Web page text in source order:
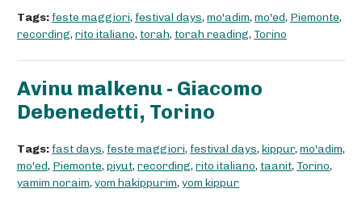
Tags: feste maggiori, festival days, mo'adim, mo'ed, Piemonte,
recording, rito italiano, torah, torah reading, Torino
Avinu malkenu - Giacomo
Debenedetti, Torino
Tags: fast days, feste maggiori, festival days, kippur, mo'adim,
mo'ed, Piemonte, piyut, recording, rito italiano, taanit, Torino,
yamim noraim, yom hakippurim, yom kippur